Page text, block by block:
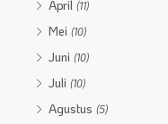
April(11)
Mei(10)
Juni(10)
Juli(10)
Agustus(5)